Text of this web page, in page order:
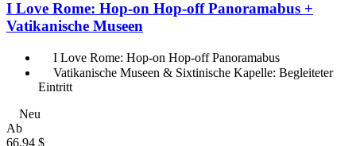
I Love Rome: Hop-on Hop-off Panoramabus +
Vatikanische Museen
I Love Rome: Hop-on Hop-off Panoramabus
Vatikanische Museen & Sixtinische Kapelle: Begleiteter
Eintritt
Neu
Ab
66,94 $